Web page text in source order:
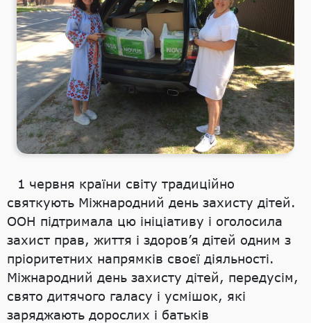
1 червня країни світу традиційно
святкують Міжнародний день захисту дітей.
ООН підтримала цю ініціативу і оголосила
захист прав, життя і здоров’я дітей одним з
пріоритетних напрямків своєї діяльності.
Міжнародний день захисту дітей, передусім,
свято дитячого галасу і усмішок, які
заряджають дорослих і батьків